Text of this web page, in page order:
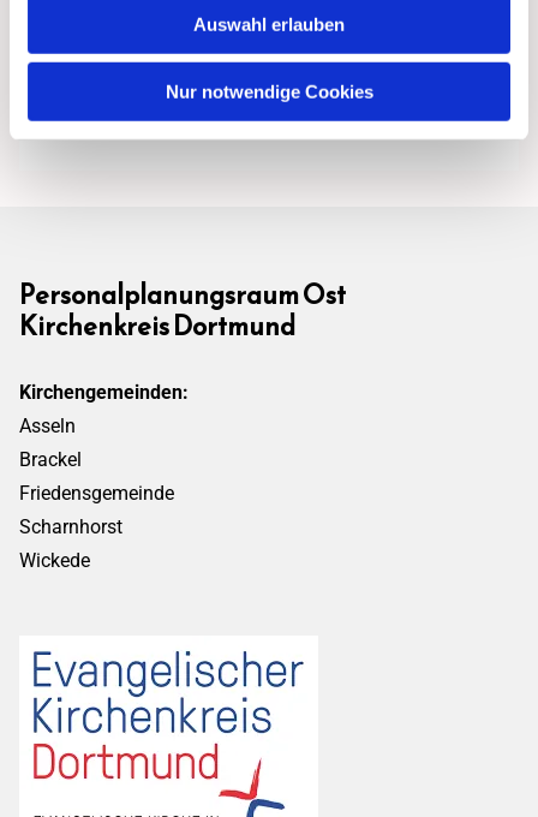
Auswahl erlauben
Nur notwendige Cookies
Personalplanungsraum Ost
Kirchenkreis Dortmund
Kirchengemeinden:
Asseln
Brackel
Friedensgemeinde
Scharnhorst
Wickede